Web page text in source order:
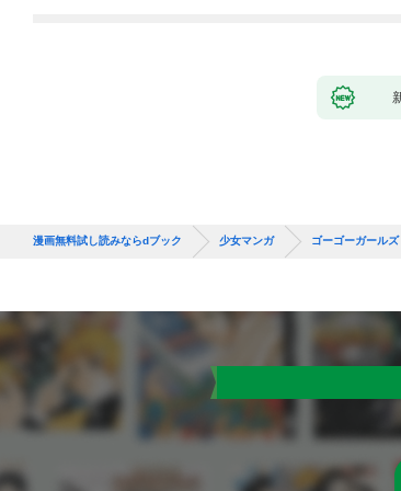
漫画無料試し読みならdブック 少女マンガ ゴーゴーガールズ